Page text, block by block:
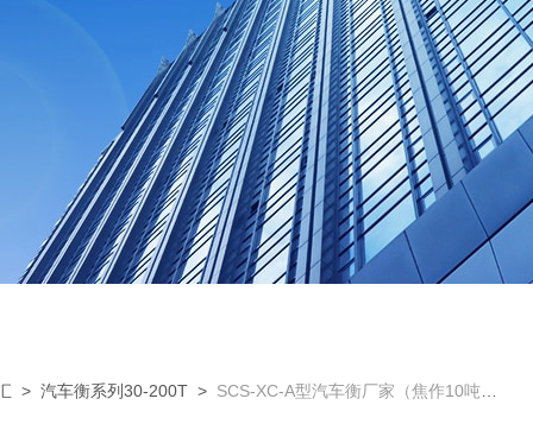
>汽车衡系列30-200T > SCS-XC-A型汽车衡厂家（焦作10吨电子地磅秤、鹤壁20吨电子磅秤、汝阳30吨电子汽车磅）